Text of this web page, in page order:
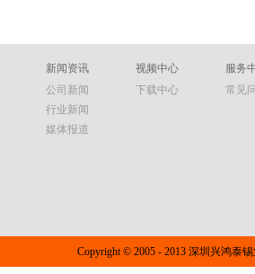
新闻资讯
公司新闻
行业新闻
媒体报道
视频中心
下载中心
服务
常见
Copyright © 2005 - 2013 深圳兴鸿泰